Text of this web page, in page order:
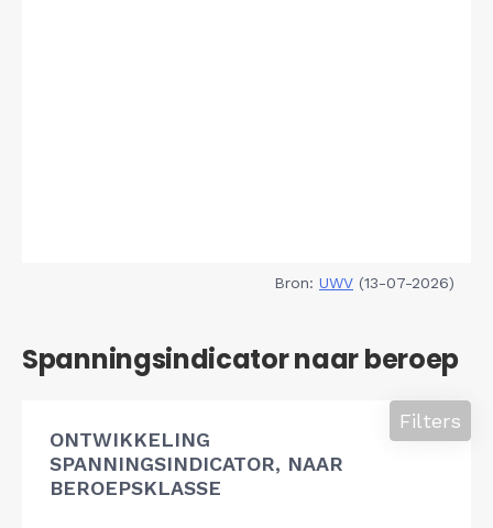
Bron: UWV (13-07-2026)
Spanningsindicator naar beroep
ONTWIKKELING
SPANNINGSINDICATOR, NAAR
BEROEPSKLASSE
Filters